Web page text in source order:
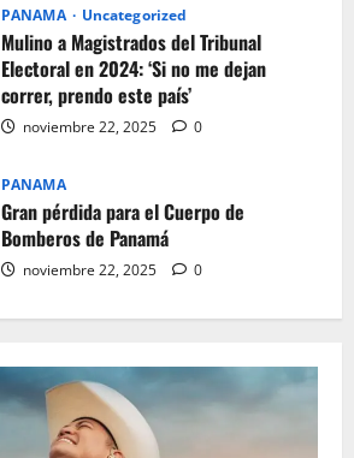
PANAMA Uncategorized
Mulino a Magistrados del Tribunal
Electoral en 2024: ‘Si no me dejan
correr, prendo este país’
noviembre 22, 2025 0
PANAMA
Gran pérdida para el Cuerpo de
Bomberos de Panamá
noviembre 22, 2025 0